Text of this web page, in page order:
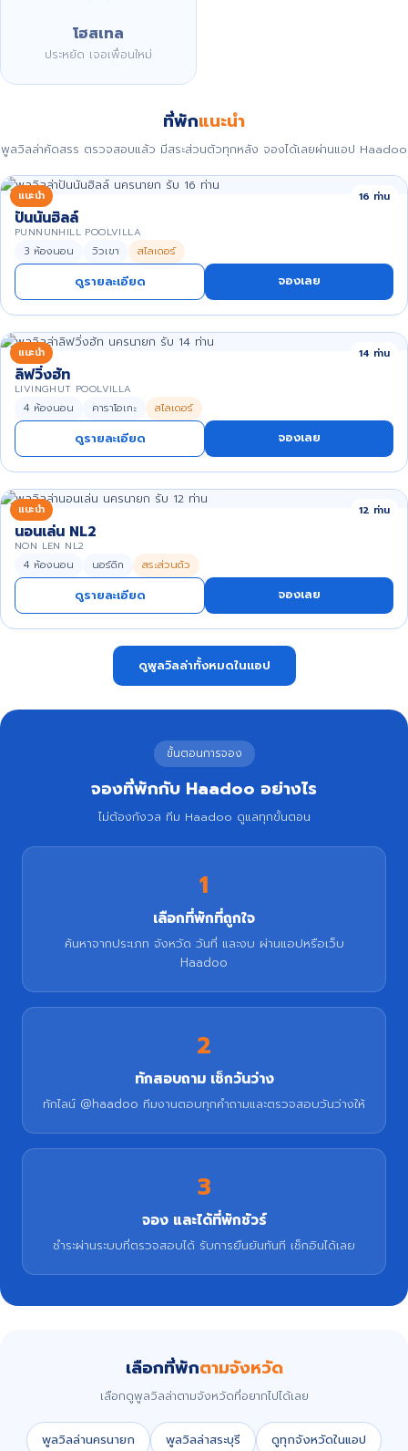
โฮสเทล
ประหยัด เจอเพื่อนใหม่
ที่พักแนะนำ
พูลวิลล่าคัดสรร ตรวจสอบแล้ว มีสระส่วนตัวทุกหลัง จองได้เลยผ่านแอป Haadoo
แนะนำ 16 ท่าน
ปันนันฮิลล์
PUNNUNHILL POOLVILLA
3 ห้องนอน วิวเขา สไลเดอร์
ดูรายละเอียด จองเลย
แนะนำ 14 ท่าน
ลิฟวิ่งฮัท
LIVINGHUT POOLVILLA
4 ห้องนอน คาราโอเกะ สไลเดอร์
ดูรายละเอียด จองเลย
แนะนำ 12 ท่าน
นอนเล่น NL2
NON LEN NL2
4 ห้องนอน นอร์ดิก สระส่วนตัว
ดูรายละเอียด จองเลย
ดูพูลวิลล่าทั้งหมดในแอป
ขั้นตอนการจอง
จองที่พักกับ Haadoo อย่างไร
ไม่ต้องกังวล ทีม Haadoo ดูแลทุกขั้นตอน
1
เลือกที่พักที่ถูกใจ
ค้นหาจากประเภท จังหวัด วันที่ และงบ ผ่านแอปหรือเว็บ
Haadoo
2
ทักสอบถาม เช็กวันว่าง
ทักไลน์ @haadoo ทีมงานตอบทุกคำถามและตรวจสอบวันว่างให้
3
จอง และได้ที่พักชัวร์
ชำระผ่านระบบที่ตรวจสอบได้ รับการยืนยันทันที เช็กอินได้เลย
เลือกที่พักตามจังหวัด
เลือกดูพูลวิลล่าตามจังหวัดที่อยากไปได้เลย
พูลวิลล่านครนายก พูลวิลล่าสระบุรี ดูทุกจังหวัดในแอป